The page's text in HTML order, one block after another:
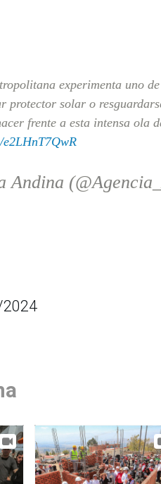
experimenta uno
protector solar o
frente a esta intensa ola
Andina